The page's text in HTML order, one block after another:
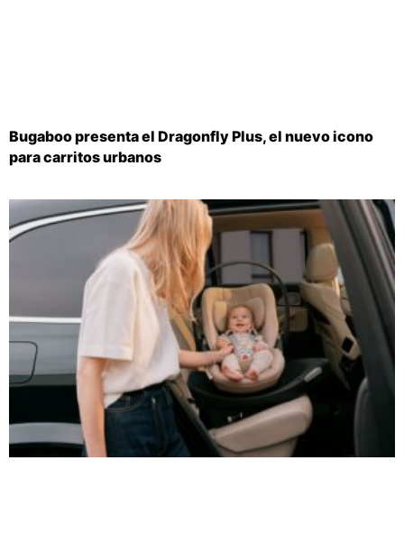
Bugaboo presenta el Dragonfly Plus, el nuevo icono
para carritos urbanos